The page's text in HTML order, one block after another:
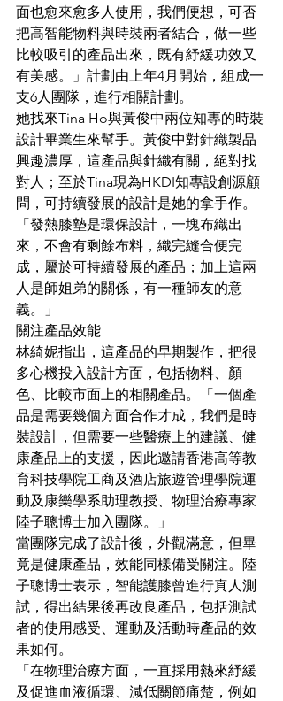
面也愈來愈多人使用，我們便想，可否
把高智能物料與時裝兩者結合，做一些
比較吸引的產品出來，既有紓緩功效又
有美感。」計劃由上年4月開始，組成一
支6人團隊，進行相關計劃。
她找來Tina Ho與黃俊中兩位知專的時裝
設計畢業生來幫手。黃俊中對針織製品
興趣濃厚，這產品與針織有關，絕對找
對人；至於Tina現為HKDI知專設創源顧
問，可持續發展的設計是她的拿手作。
「發熱膝墊是環保設計，一塊布織出
來，不會有剩餘布料，織完縫合便完
成，屬於可持續發展的產品；加上這兩
人是師姐弟的關係，有一種師友的意
義。」
關注產品效能
林綺妮指出，這產品的早期製作，把很
多心機投入設計方面，包括物料、顏
色、比較市面上的相關產品。「一個產
品是需要幾個方面合作才成，我們是時
裝設計，但需要一些醫療上的建議、健
康產品上的支援，因此邀請香港高等教
育科技學院工商及酒店旅遊管理學院運
動及康樂學系助理教授、物理治療專家
陸子聰博士加入團隊。」
當團隊完成了設計後，外觀滿意，但畢
竟是健康產品，效能同樣備受關注。陸
子聰博士表示，智能護膝曾進行真人測
試，得出結果後再改良產品，包括測試
者的使用感受、運動及活動時產品的效
果如何。
「在物理治療方面，一直採用熱來紓緩
及促進血液循環、減低關節痛楚，例如